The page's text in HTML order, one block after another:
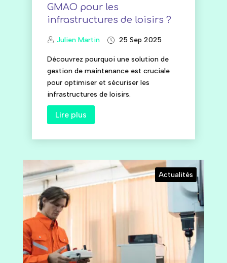
GMAO pour les
infrastructures de loisirs ?
Julien Martin 25 Sep 2025
Découvrez pourquoi une solution de
gestion de maintenance est cruciale
pour optimiser et sécuriser les
infrastructures de loisirs.
Lire plus
Actualités